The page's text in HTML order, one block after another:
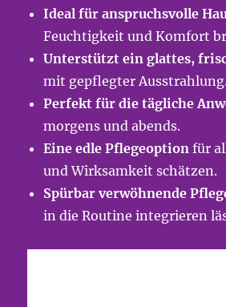
Ideal für anspruchsvolle
Feuchtigkeit und Komfort
Unterstützt ein glattes,
mit gepflegter
Perfekt für die tägliche
morgens und abends.
Eine edle Pflegeoption für
und Wirksamkeit schätzen.
Spürbar verwöhnende
in die Routine integrieren